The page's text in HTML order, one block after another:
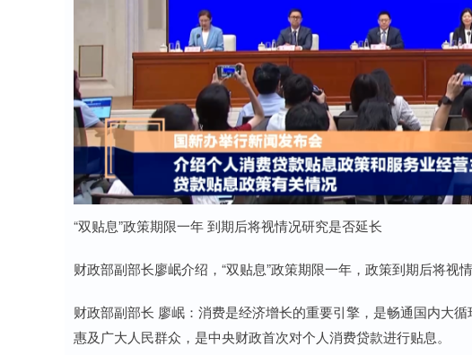
“双贴息”政策期限一年 到期后将视情况研究是否延长
财政部副部长廖岷介绍，“双贴息”政策期限一年，政策到期后将视
财政部副部长 廖岷：消费是经济增长的重要引擎，是畅通国内大
惠及广大人民群众，是中央财政首次对个人消费贷款进行贴息。